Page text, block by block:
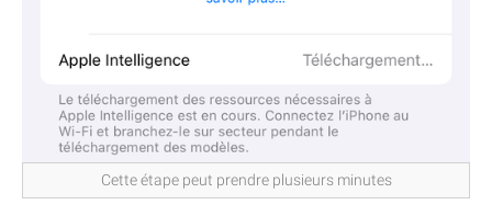
Cette étape peut prendre plusieurs minutes